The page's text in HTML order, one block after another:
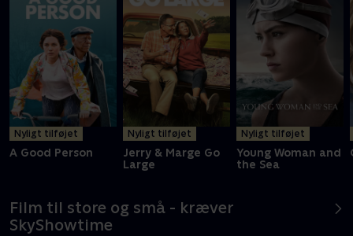
Nyligt tilføjet
A Good Person
Nyligt tilføjet
Jerry & Marge Go
Large
Nyligt tilføjet
Young Woman and
the Sea
Film til store og små - kræver
SkyShowtime